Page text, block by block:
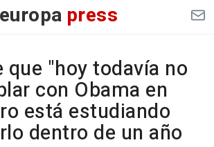
europa press
que "hoy todavía no
con Obama en
está estudiando
dentro de un año